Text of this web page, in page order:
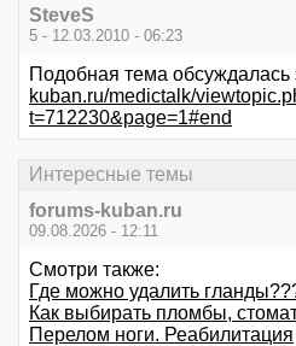
SteveS
5 - 12.03.2010 - 06:23
Подобная тема обсуждалась
kuban.ru/medictalk/
t=712230&page=1#end
Интересные темы
forums-kuban.ru
09.08.2026 - 12:11
Смотри также:
Где можно удалить
Как выбирать пломбы,
Перелом ноги. Реабилитация